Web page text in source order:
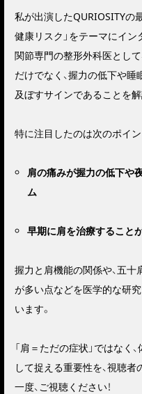
私が出演したQURIOSITYの
健康リスク」をテーマにイ
関節専門の整形外科医とし
だけでなく、握力の低下や
及ぼすサインであることを解
特に注目したのは次のポイン
肩の痛みが握力の低下や
ム
早期に肩を治療すること
握力と肩機能の関係や、五十
が多い点などを医学的な研
います。
「肩＝ただの症状」ではなく
して捉える重要性を、視聴
一度、ご視聴ください！